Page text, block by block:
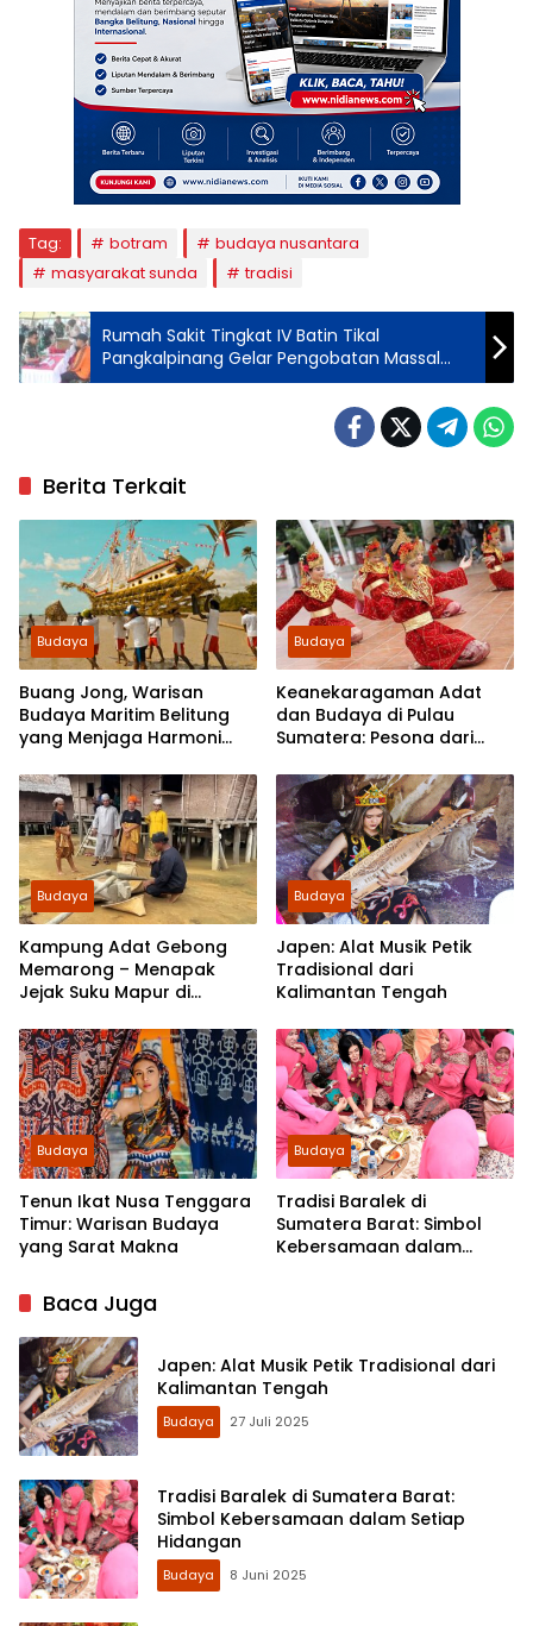
Tag: botram
budaya nusantara
masyarakat sunda
tradisi
Rumah Sakit Tingkat IV Batin Tikal
Pangkalpinang Gelar Pengobatan Massal
dan Bagi Sembako
Berita Terkait
Budaya
Buang Jong, Warisan
Budaya Maritim Belitung
yang Menjaga Harmoni
Budaya
Keanekaragaman Adat
dan Budaya di Pulau
Sumatera: Pesona dari
Budaya
Kampung Adat Gebong
Memarong – Menapak
Jejak Suku Mapur di
Budaya
Japen: Alat Musik Petik
Tradisional dari
Kalimantan Tengah
Budaya
Tenun Ikat Nusa Tenggara
Timur: Warisan Budaya
yang Sarat Makna
Budaya
Tradisi Baralek di
Sumatera Barat: Simbol
Kebersamaan dalam
Baca Juga
Japen: Alat Musik Petik Tradisional dari
Kalimantan Tengah
Budaya 27 Juli 2025
Tradisi Baralek di Sumatera Barat:
Simbol Kebersamaan dalam Setiap
Hidangan
Budaya 8 Juni 2025